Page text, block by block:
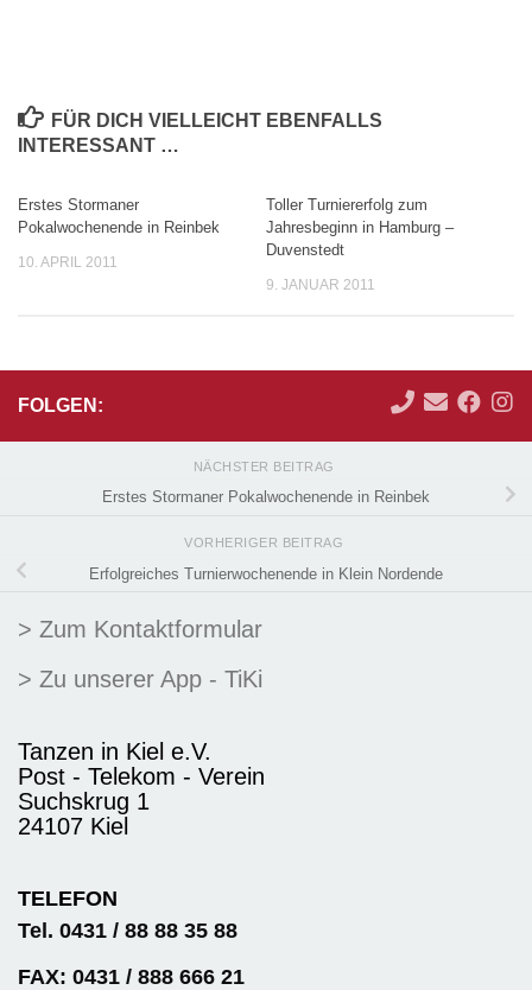
FÜR DICH VIELLEICHT EBENFALLS
INTERESSANT …
Erstes Stormaner
Pokalwochenende in Reinbek
10. APRIL 2011
Toller Turniererfolg zum
Jahresbeginn in Hamburg –
Duvenstedt
9. JANUAR 2011
FOLGEN:
NÄCHSTER BEITRAG
Erstes Stormaner Pokalwochenende in Reinbek
VORHERIGER BEITRAG
Erfolgreiches Turnierwochenende in Klein Nordende
> Zum Kontaktformular
> Zu unserer App - TiKi
Tanzen in Kiel e.V.
Post - Telekom - Verein
Suchskrug 1
24107 Kiel
TELEFON
Tel. 0431 / 88 88 35 88
FAX: 0431 / 888 666 21